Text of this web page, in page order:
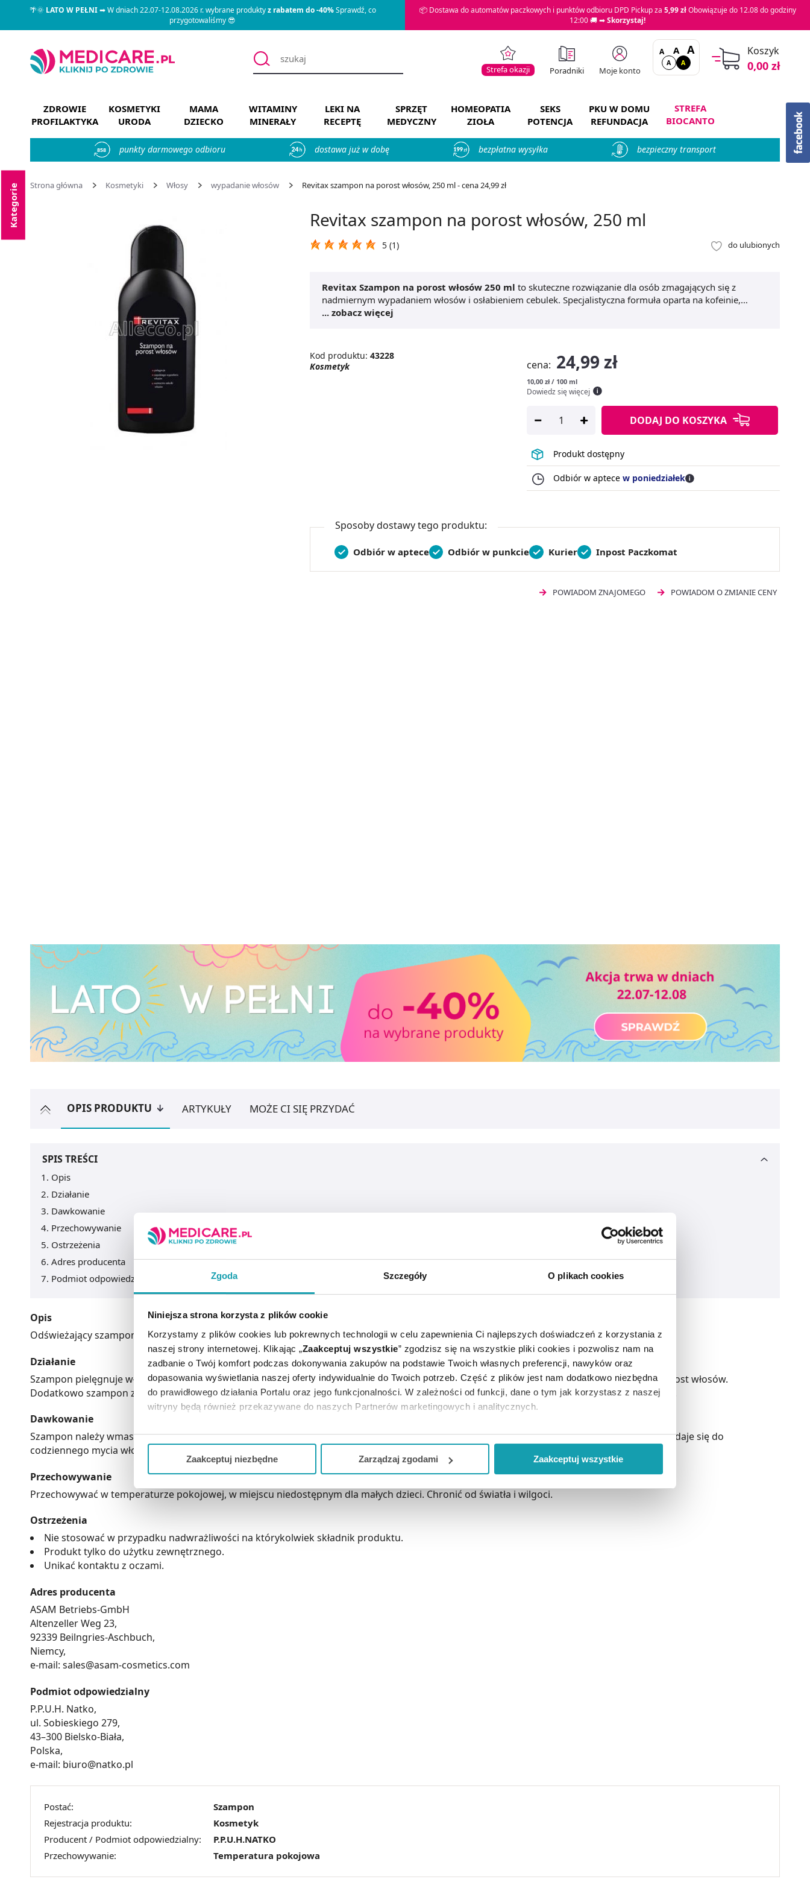
Zgoda Szczegóły O plikach cookies
Niniejsza strona korzysta z plików cookie
Korzystamy z plików cookies lub pokrewnych technologii w celu zapewnienia Ci najlepszych doświadczeń z korzystania z
naszej strony internetowej. Klikając „Zaakceptuj wszystkie” zgodzisz się na wszystkie pliki cookies i pozwolisz nam na
zadbanie o Twój komfort podczas dokonywania zakupów na podstawie Twoich własnych preferencji, nawyków oraz
dopasowania wyświetlania naszej oferty indywidualnie do Twoich potrzeb. Część z plików jest nam dodatkowo niezbędna
do prawidłowego działania Portalu oraz jego funkcjonalności. W zależności od funkcji, dane o tym jak korzystasz z naszej
witryny będą również przekazywane do naszych Partnerów marketingowych i analitycznych.
Jeżeli chcesz dostosować swoją zgodę i wybrać tylko niektóre dodatkowe funkcje, z którymi wiąże się zbieranie danych o
Ciebie danych, które nie są niezbędne dla funkcjonowania Strony. Będzie się to jednak wiązało z brakiem dostępu do
Zaakceptuj niezbędne Zarządzaj zgodami Zaakceptuj wszystkie
🌴🌞LATO W PEŁNI➡ W dniach 22.07-12.08.2026 r. wybrane produktyz rabatem do -40%Sprawdź, co
przygotowaliśmy 😎
📦 Dostawa do automatów paczkowych i punktów odbioru DPD Pickup za 5,99 złObowiązuje do 12.08 do godziny
12:00 🚚 ➡Skorzystaj!
Strefa okazji Poradniki Moje konto
A A A
A A
Koszyk
0,00 zł
ZDROWIE
PROFILAKTYKA
KOSMETYKI
URODA
MAMA
DZIECKO
WITAMINY
MINERAŁY
LEKI NA
RECEPTĘ
SPRZĘT
MEDYCZNY
HOMEOPATIA
ZIOŁA
SEKS
POTENCJA
PKU W DOMU
REFUNDACJA
STREFA
BIOCANTO
858 punkty darmowego odbioru dostawa już w dobę bezpłatna wysyłka bezpieczny transport
Strona główna Kosmetyki Włosy wypadanie włosów Revitax szampon na porost włosów, 250 ml - cena 24,99 zł
Kategorie Revitax szampon na porost włosów, 250 ml
5 (1) do ulubionych
Revitax Szampon na porost włosów 250 ml to skuteczne rozwiązanie dla osób zmagających się z
nadmiernym wypadaniem włosów i osłabieniem cebulek. Specjalistyczna formuła oparta na kofeinie,
biotynie i wyciągu z bażyny czarnej intensywnie wzmacnia włosy, pobudza ich wzrost oraz poprawia
odpowiedni do każdego rodzaju włosów i codziennego stosowania. Dzięki łagodnym składnikom
pielęgnującym nie podrażnia skóry głowy. To idealny wybór dla osób poszukujących skutecznego sposobu
... zobacz więcej
Kod produktu: 43228
Kosmetyk
cena: 24,99 zł
10,00 zł / 100 ml
Dowiedz się więcej
DODAJ DO KOSZYKA
Produkt dostępny
Odbiór w aptece w poniedziałek
Sposoby dostawy tego produktu:
Odbiór w aptece Odbiór w punkcie Kurier Inpost Paczkomat
POWIADOM ZNAJOMEGO POWIADOM O ZMIANIE CENY
OPIS PRODUKTU ARTYKUŁY MOŻE CI SIĘ PRZYDAĆ
SPIS TREŚCI
Opis
Działanie
Dawkowanie
Przechowywanie
Ostrzeżenia
Adres producenta
Podmiot odpowiedzialny
Opis
Odświeżający szampon zapobiegający uwarunkowanemu dziedzicznie lub hormonalnie wypadanie włosów.
Działanie
Szampon pielęgnuje włosy i jest przy tym łagodny dla skóry głowy. Kofeina wzmacnia osłabione cebulki włosowe i jednocześnie stymuluje porost włosów.
Dodatkowo szampon zawiera witaminę B3 i pantenol, włosy stają się elastyczne i łatwe do czesania. ponadto zapobiega tworzeniu się łupieżu.
Dawkowanie
Szampon należy wmasować w mokre włosy i przez kilka minut pozostawić na skórze głowy, a następnie starannie spłukać wodą. Szampon nadaje się do
codziennego mycia włosów.
Przechowywanie
Przechowywać w temperaturze pokojowej, w miejscu niedostępnym dla małych dzieci. Chronić od światła i wilgoci.
Ostrzeżenia
Nie stosować w przypadku nadwrażliwości na którykolwiek składnik produktu.
Produkt tylko do użytku zewnętrznego.
Unikać kontaktu z oczami.
Adres producenta
ASAM Betriebs-GmbH
Altenzeller Weg 23,
92339 Beilngries-Aschbuch,
Niemcy,
e-mail: sales@asam-cosmetics.com
Podmiot odpowiedzialny
P.P.U.H. Natko,
ul. Sobieskiego 279,
43–300 Bielsko-Biała,
Polska,
e-mail: biuro@natko.pl
Postać:
Szampon
Rejestracja produktu:
Kosmetyk
Producent / Podmiot odpowiedzialny:
P.P.U.H.NATKO
Przechowywanie:
Temperatura pokojowa